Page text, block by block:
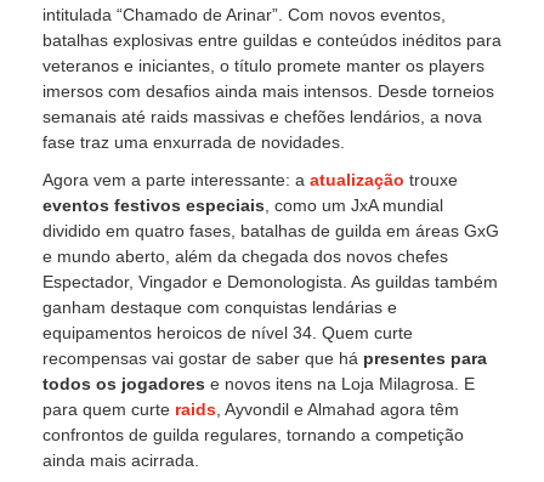
intitulada “Chamado de Arinar”. Com novos eventos,
batalhas explosivas entre guildas e conteúdos inéditos para
veteranos e iniciantes, o título promete manter os players
imersos com desafios ainda mais intensos. Desde torneios
semanais até raids massivas e chefões lendários, a nova
fase traz uma enxurrada de novidades.
Agora vem a parte interessante: a atualização trouxe
eventos festivos especiais , como um JxA mundial
dividido em quatro fases, batalhas de guilda em áreas GxG
e mundo aberto, além da chegada dos novos chefes
Espectador, Vingador e Demonologista. As guildas também
ganham destaque com conquistas lendárias e
equipamentos heroicos de nível 34. Quem curte
recompensas vai gostar de saber que há presentes para
todos os jogadores e novos itens na Loja Milagrosa. E
para quem curte raids , Ayvondil e Almahad agora têm
confrontos de guilda regulares, tornando a competição
ainda mais acirrada.